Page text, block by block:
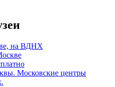
на ВДНХ
Московские центры